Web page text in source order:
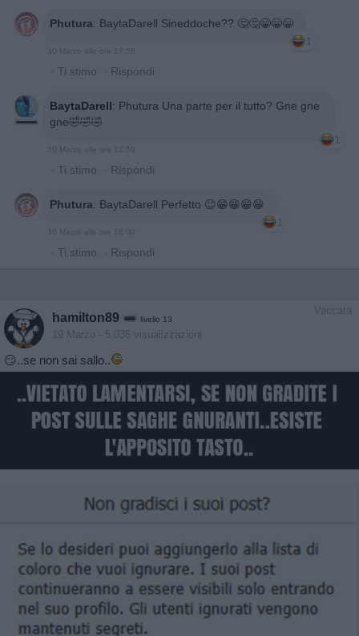
Phutura: BaytaDarell Sineddoche?? 🤔🤔😁😁😁
1
30 Marzo alle ore 17:58
· Ti stimo · Rispondi
BaytaDarell: Phutura Una parte per il tutto? Gne gne
gne🤣🤣🤣
1
30 Marzo alle ore 17:59
· Ti stimo · Rispondi
Phutura: BaytaDarell Perfetto 😉😁😁😁😁
1
30 Marzo alle ore 18:00
· Ti stimo · Rispondi
Vaccata
hamilton89 livello 13
19 Marzo - 5.035 visualizzazioni
😏..se non sai sallo..